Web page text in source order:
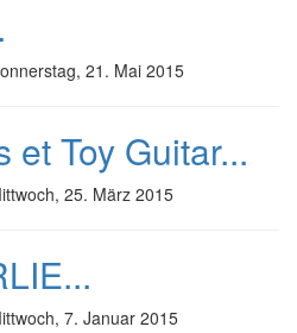
21. Mai 2015
et Toy Guitar...
25. März 2015
7. Januar 2015